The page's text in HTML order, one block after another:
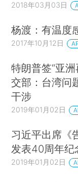
2018年03月03日
杨渡：有温度
2017年10月12日
特朗普签“亚
交部：台湾问
干涉
2019年01月02日
习近平出席《
发表40周年纪
2019年01月02日